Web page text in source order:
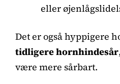
eller
Det er også hyppigere
tidligere hornhindesår
være mere sårbart.